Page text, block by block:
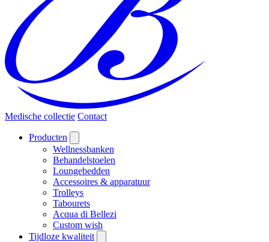
Medische collectie Contact
Producten
Wellnessbanken
Behandelstoelen
Loungebedden
Accessoires & apparatuur
Trolleys
Tabourets
Acqua di Bellezi
Custom wish
Tijdloze kwaliteit